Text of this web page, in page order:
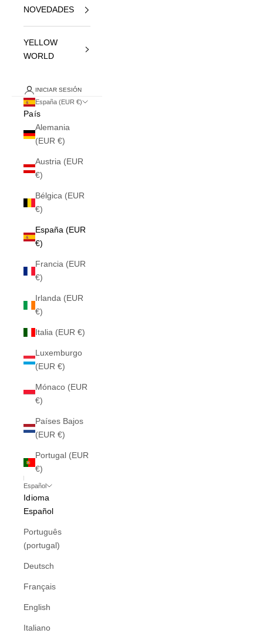
NOVEDADES
YELLOW
WORLD
INICIAR SESIÓN
España (EUR €)
País
Alemania
(EUR €)
Austria (EUR
€)
Bélgica (EUR
€)
España (EUR
€)
Francia (EUR
€)
Irlanda (EUR
€)
Italia (EUR €)
Luxemburgo
(EUR €)
Mónaco (EUR
€)
Países Bajos
(EUR €)
Portugal (EUR
€)
Español
Idioma
Español
Português
(portugal)
Deutsch
Français
English
Italiano